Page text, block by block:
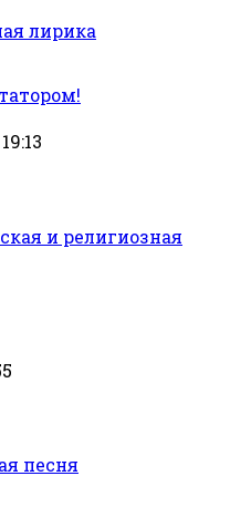
лирика
и религиозная
песня